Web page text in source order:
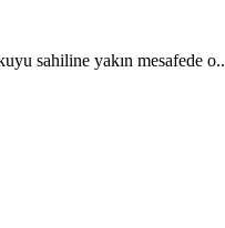
sahiline yakın mesafede o..